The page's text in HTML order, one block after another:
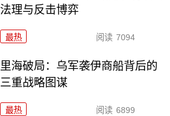
法理与反击博弈
最热 阅读 7094
里海破局：乌军袭伊商船背后的
三重战略图谋
最热 阅读 6899